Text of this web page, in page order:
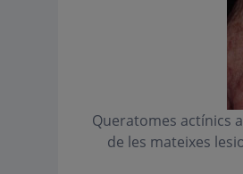
Queratomes actínics
de les mateixes